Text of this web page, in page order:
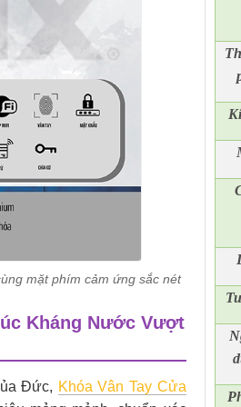
mặt phím cảm ứng sắc nét
Kháng Nước Vượt
Đức, Khóa Vân Tay Cửa